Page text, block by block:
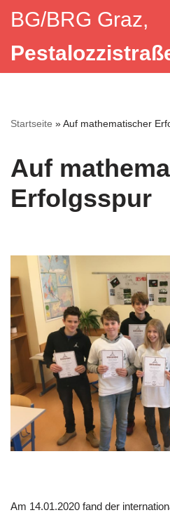
Inhalt
springen
BG/BRG Graz,
Startseite »Auf mathematischer
Auf
Erfolgsspur
Am 14.01.2020 fand der